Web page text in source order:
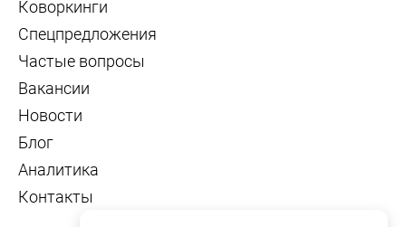
Коворкинги
Спецпредложения
Частые вопросы
Вакансии
Новости
Блог
Аналитика
Контакты